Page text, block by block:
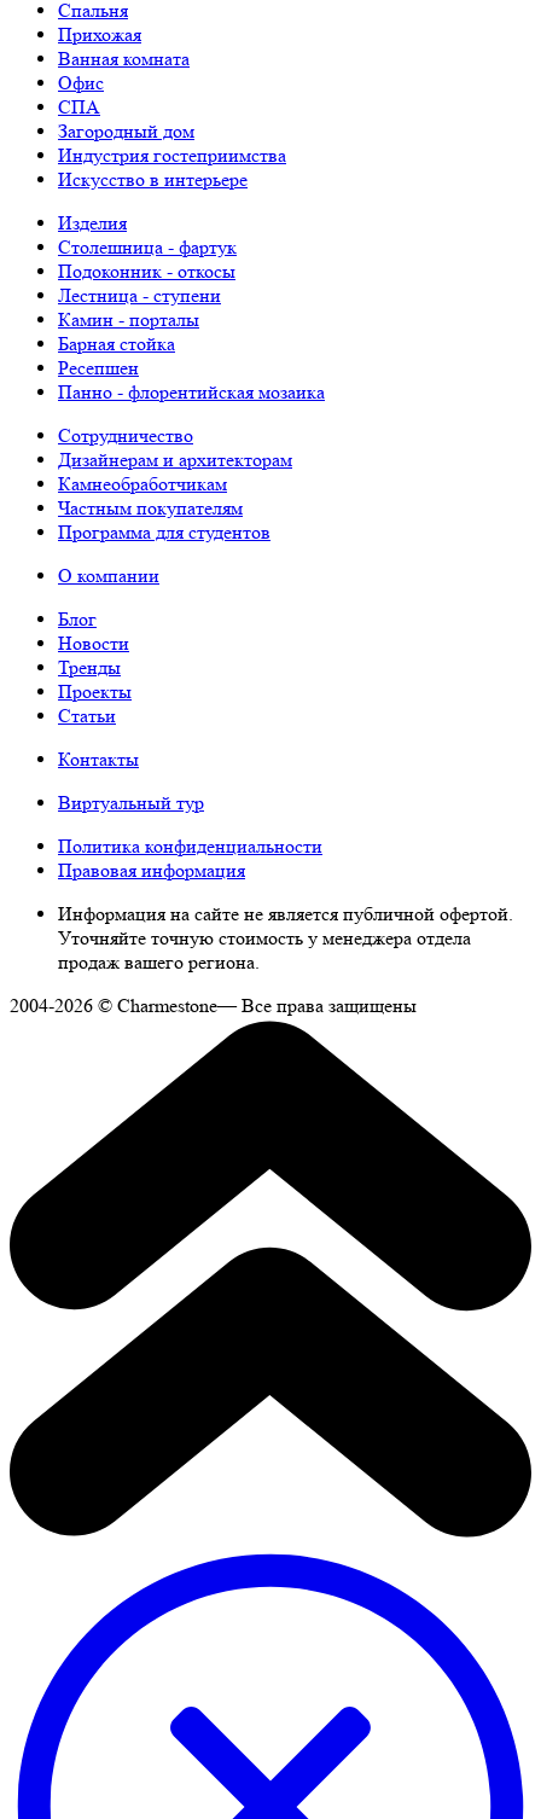
Спальня
Прихожая
Ванная комната
Офис
СПА
Загородный дом
Индустрия гостеприимства
Искусство в интерьере
Изделия
Столешница - фартук
Подоконник - откосы
Лестница - ступени
Камин - порталы
Барная стойка
Ресепшен
Панно - флорентийская мозаика
Сотрудничество
Дизайнерам и архитекторам
Камнеобработчикам
Частным покупателям
Программа для студентов
О компании
Блог
Новости
Тренды
Проекты
Статьи
Контакты
Виртуальный тур
Политика конфиденциальности
Правовая информация
Информация на сайте не является публичной офертой.
Уточняйте точную стоимость у менеджера отдела
продаж вашего региона.
2004-2026 © Charmestone— Все права защищены